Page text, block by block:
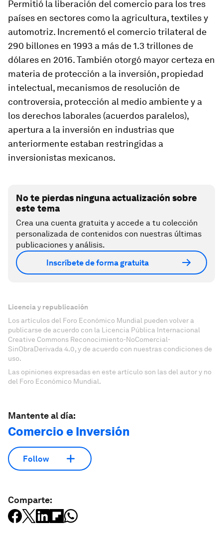
Permitió la liberación del comercio para los tres
países en sectores como la agricultura, textiles y
automotriz. Incrementó el comercio trilateral de
290 billones en 1993 a más de 1.3 trillones de
dólares en 2016. También otorgó mayor certeza en
materia de protección a la inversión, propiedad
intelectual, mecanismos de resolución de
controversia, protección al medio ambiente y a
los derechos laborales (acuerdos paralelos),
apertura a la inversión en industrias que
anteriormente estaban restringidas a
inversionistas mexicanos.
No te pierdas ninguna actualización sobre
este tema
Crea una cuenta gratuita y accede a tu colección
personalizada de contenidos con nuestras últimas
publicaciones y análisis.
Inscríbete de forma gratuita
Licencia y republicación
Los artículos del Foro Económico Mundial pueden volver a
publicarse de acuerdo con la Licencia Pública Internacional
Creative Commons Reconocimiento-NoComercial-
SinObraDerivada 4.0, y de acuerdo con nuestras condiciones de
uso.
Las opiniones expresadas en este artículo son las del autor y no
del Foro Económico Mundial.
Mantente al día:
Comercio e Inversión
Follow
Comparte: